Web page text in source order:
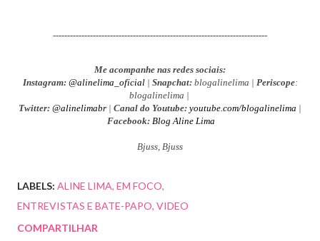
---------------------------------------------------------------------------
Me acompanhe nas redes sociais:
Instagram: @alinelima_oficial | Snapchat:blogalinelima | Periscope:
blogalinelima |
Twitter: @alinelimabr | Canal do Youtube: youtube.com/blogalinelima |
Facebook: Blog Aline Lima
Bjuss, Bjuss
LABELS: ALINE LIMA EM FOCO
ENTREVISTAS E BATE-PAPO VIDEO
COMPARTILHAR